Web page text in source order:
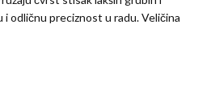
i odličnu preciznost u radu. Veličina